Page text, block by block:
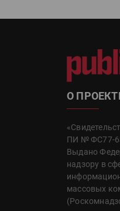
О
ПИ № ФС77-
Выдано
надзору в
массовых